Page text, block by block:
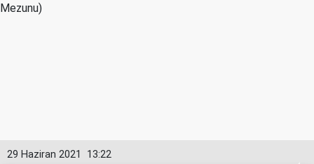
13:22
29 Haziran 2021